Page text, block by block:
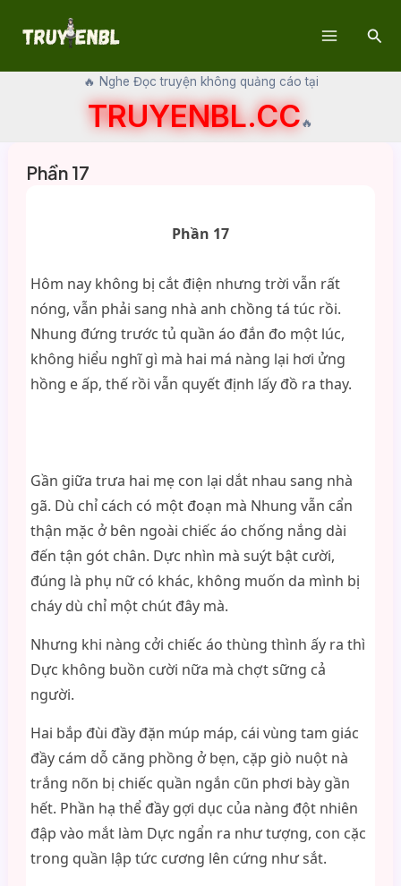
🔥 Nghe Đọc truyện không quảng cáo tại
TRUYENBL.CC🔥
Phần 17
Phần 17
Hôm nay không bị cắt điện nhưng trời vẫn rất
nóng, vẫn phải sang nhà anh chồng tá túc rồi.
Nhung đứng trước tủ quần áo đắn đo một lúc,
không hiểu nghĩ gì mà hai má nàng lại hơi ửng
hồng e ấp, thế rồi vẫn quyết định lấy đồ ra thay.
Gần giữa trưa hai mẹ con lại dắt nhau sang nhà
gã. Dù chỉ cách có một đoạn mà Nhung vẫn cẩn
thận mặc ở bên ngoài chiếc áo chống nắng dài
đến tận gót chân. Dực nhìn mà suýt bật cười,
đúng là phụ nữ có khác, không muốn da mình bị
cháy dù chỉ một chút đây mà.
Nhưng khi nàng cởi chiếc áo thùng thình ấy ra thì
Dực không buồn cười nữa mà chợt sững cả
người.
Hai bắp đùi đầy đặn múp máp, cái vùng tam giác
đầy cám dỗ căng phồng ở bẹn, cặp giò nuột nà
trắng nõn bị chiếc quần ngắn cũn phơi bày gần
hết. Phần hạ thể đầy gợi dục của nàng đột nhiên
đập vào mắt làm Dực ngẩn ra như tượng, con cặc
trong quần lập tức cương lên cứng như sắt.